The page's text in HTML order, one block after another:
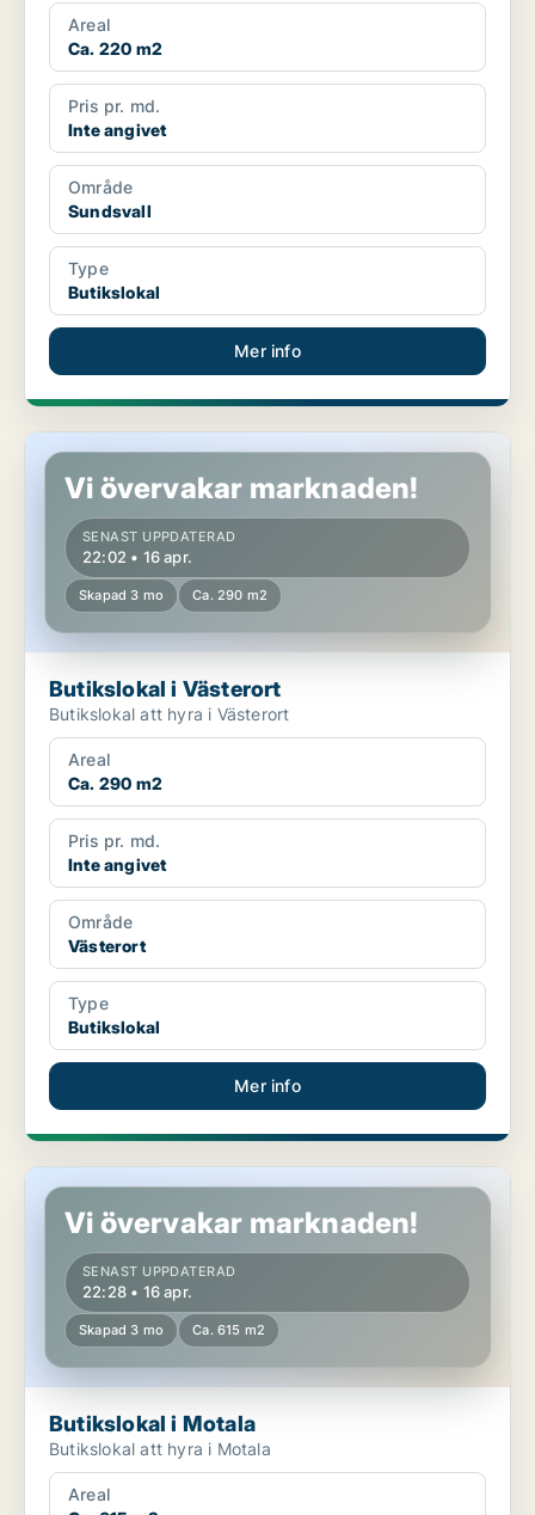
Areal
Ca. 220 m2
Pris pr. md.
Inte angivet
Område
Sundsvall
Type
Butikslokal
Mer info
Butikslokal i Västerort
Vi övervakar marknaden!
SENAST UPPDATERAD
22:02 • 16 apr.
Skapad 3 mo Ca. 290 m2
Butikslokal i Västerort
Butikslokal att hyra i Västerort
Areal
Ca. 290 m2
Pris pr. md.
Inte angivet
Område
Västerort
Type
Butikslokal
Mer info
Butikslokal i Motala
Vi övervakar marknaden!
SENAST UPPDATERAD
22:28 • 16 apr.
Skapad 3 mo Ca. 615 m2
Butikslokal i Motala
Butikslokal att hyra i Motala
Areal